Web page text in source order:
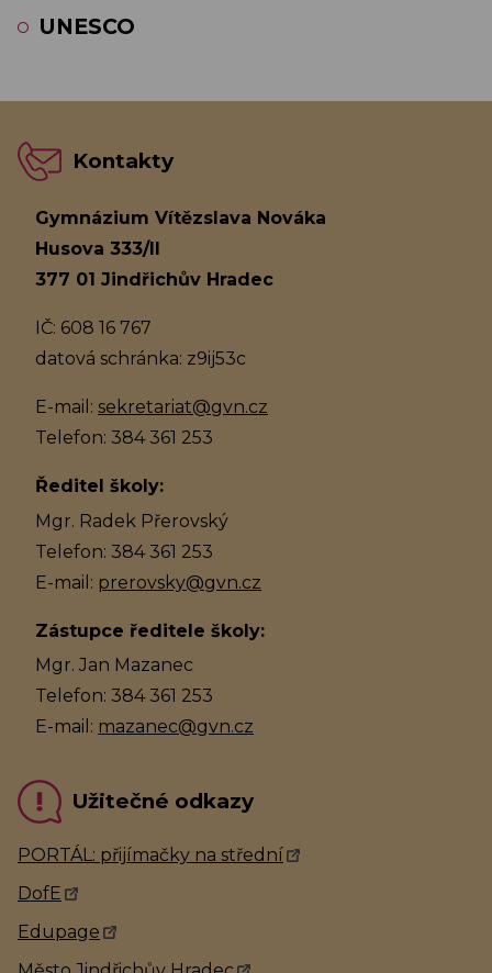
UNESCO
Kontakty
Gymnázium Vítězslava Nováka
Husova 333/II
377 01 Jindřichův Hradec
IČ: 608 16 767
datová schránka: z9ij53c
E-mail: sekretariat@gvn.cz
Telefon: 384 361 253
Ředitel školy:
Mgr. Radek Přerovský
Telefon: 384 361 253
E-mail: prerovsky@gvn.cz
Zástupce ředitele školy:
Mgr. Jan Mazanec
Telefon: 384 361 253
E-mail: mazanec@gvn.cz
Užitečné odkazy
PORTÁL: přijímačky na střední
DofE
Edupage